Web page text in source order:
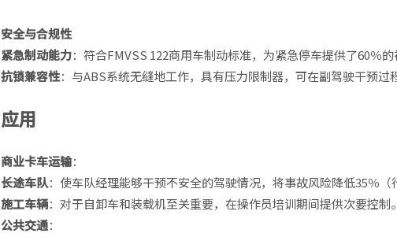
安全与合规性
紧急制动能力：符合FMVSS 122商用车制动标准，为紧急停车提供了60％的
抗锁兼容性：与ABS系统无缝地工作，具有压力限制器，可在副驾驶干预过
应用
商业卡车运输：
长途车队：使车队经理能够干预不安全的驾驶情况，将事故风险降低35％（
施工车辆：对于自卸车和装载机至关重要，在操作员培训期间提供次要控制。
公共交通：